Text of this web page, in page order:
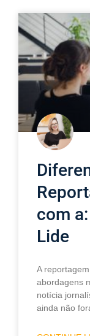
com
Lide
A
abordagens
notícia
ainda não